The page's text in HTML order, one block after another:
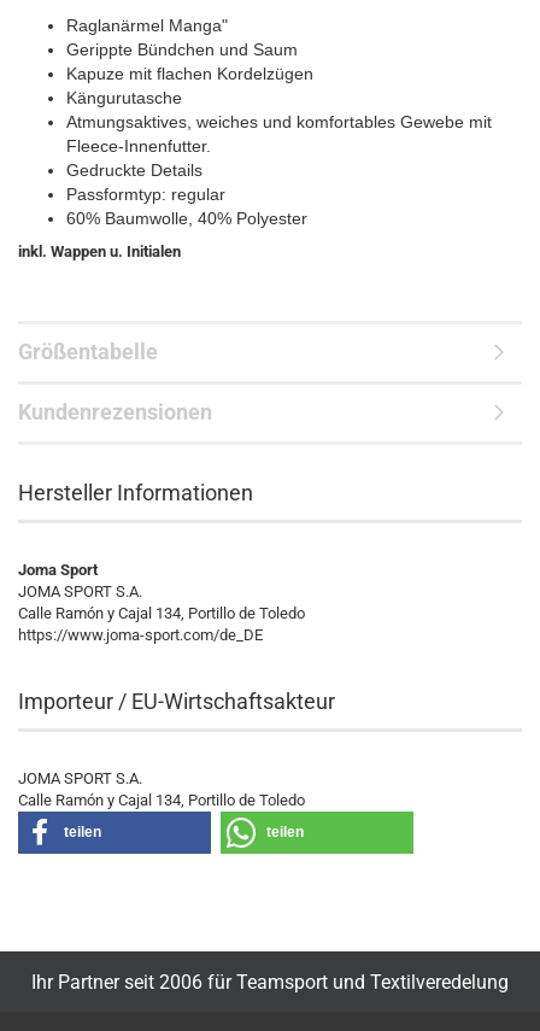
Raglanärmel Manga"
Gerippte Bündchen und Saum
Kapuze mit flachen Kordelzügen
Kängurutasche
Atmungsaktives, weiches und komfortables Gewebe mit
Fleece-Innenfutter.
Gedruckte Details
Passformtyp: regular
60% Baumwolle, 40% Polyester
inkl. Wappen u. Initialen
Größentabelle
Kundenrezensionen
Hersteller Informationen
Joma Sport
JOMA SPORT S.A.
Calle Ramón y Cajal 134, Portillo de Toledo
https://www.joma-sport.com/de_DE
Importeur / EU-Wirtschaftsakteur
JOMA SPORT S.A.
Calle Ramón y Cajal 134, Portillo de Toledo
teilen teilen
Ihr Partner seit 2006 für Teamsport und Textilveredelung